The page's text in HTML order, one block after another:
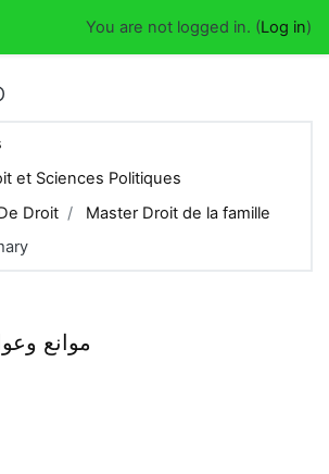
You are not logged in. (Log in)
et Sciences Politiques
Droit
Master Droit de la famille
موانع